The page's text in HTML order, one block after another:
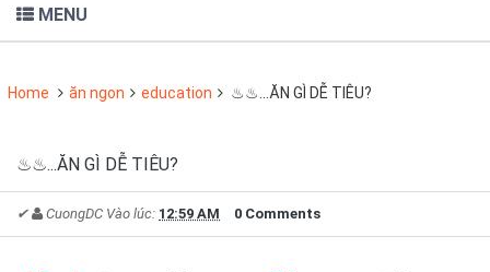
MENU
Home ăn ngon education ♨♨...ĂN GÌ DỄ TIÊU?
♨♨...ĂN GÌ DỄ TIÊU?
✔ CuongDC Vào lúc: 12:59 AM 0 Comments